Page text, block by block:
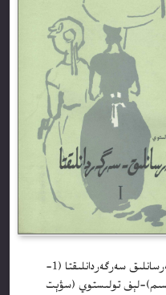
سەرسانلىق سەرگەردانلىقتا (1-
لېف تولىستوي (سۋېت